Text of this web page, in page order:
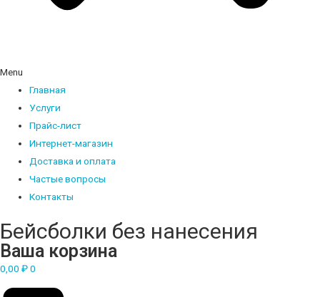
Menu
Главная
Услуги
Прайс-лист
Интернет-магазин
Доставка и оплата
Частые вопросы
Контакты
Бейсболки без нанесения
Ваша корзина
0,00 ₽0